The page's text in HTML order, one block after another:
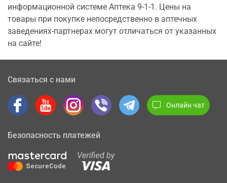
информационной системе Аптека 9-1-1. Цены на
товары при покупке непосредственно в аптечных
заведениях-партнерах могут отличаться от указанных
на сайте!
Связаться с нами
Онлайн чат
Безопасность платежей